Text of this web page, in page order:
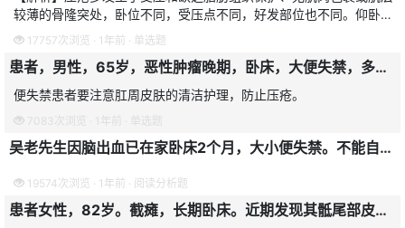
较薄的骨隆突处，卧位不同，受压点不同，好发部位也不同。仰卧位
好发于枕骨粗隆、肩脚骨、肘部、骶尾部及足跟处，尤其好发于骶尾
部。侧卧位好发于耳郭
17757次浏览 · 1年前 · 单选题
患者，男性，65岁，恶性肿瘤晚期，卧床，大便失禁，多次污染床单，对其护理的重点是
便失禁患者要注意肛周皮肤的清洁护理，防止压疮。
7083次浏览 · 1年前 · 单选题
吴老先生因脑出血已在家卧床2个月，大小便失禁。不能自行翻身，近日尾骶部皮肤呈紫红色。压之不褪色。
19574次浏览 · 1年前 · 阅读分析题
患者女性，82岁。截瘫，长期卧床。近期发现其骶尾部皮肤呈紫色，皮下有硬结，表皮出现水疱。